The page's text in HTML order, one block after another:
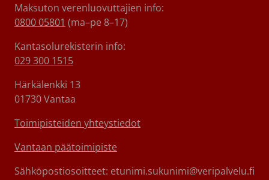
Maksuton verenluovuttajien info:
0800 05801 (ma–pe 8–17)
Kantasolurekisterin info:
029 300 1515
Härkälenkki 13
01730 Vantaa
Toimipisteiden yhteystiedot
Vantaan päätoimipiste
Sähköpostiosoitteet: etunimi.sukunimi@veripalvelu.fi